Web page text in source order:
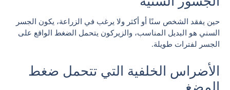
حين يفقد الشخص سنًا أو أكثر ولا يرغب في الزراعة، يكون الجسر
السني هو البديل المناسب، والزيركون يتحمل الضغط الواقع على
الجسر لفترات طويلة.
الأضراس الخلفية التي تتحمل ضغط